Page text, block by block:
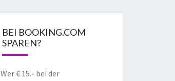
BEI BOOKING.COM
SPAREN?
Wer € 15.- bei der